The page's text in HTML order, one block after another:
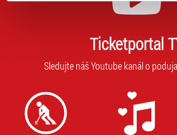
typy cookies používáme, naleznete
volbu můžete kdykoliv změnit v
„Cookies a jejich nastavení“.
Ticketportal
Sledujte náš Youtube kanál o